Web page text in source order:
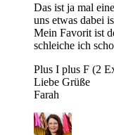
Das ist ja mal
uns etwas dabei
Mein Favorit ist
schleiche ich
Plus I plus F (2
Liebe Grüße
Farah